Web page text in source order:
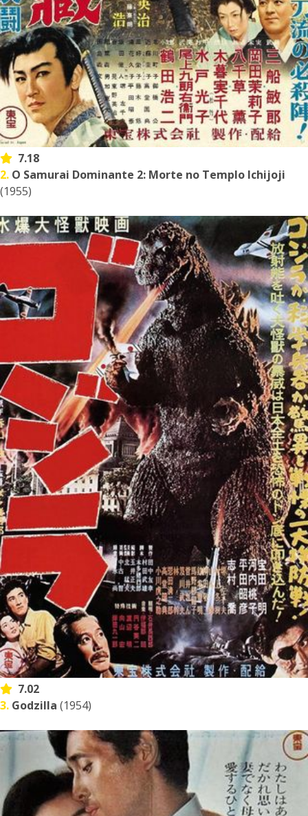
7.18
2. O Samurai Dominante 2: Morte no Templo Ichijoji
(1955)
7.02
3. Godzilla (1954)